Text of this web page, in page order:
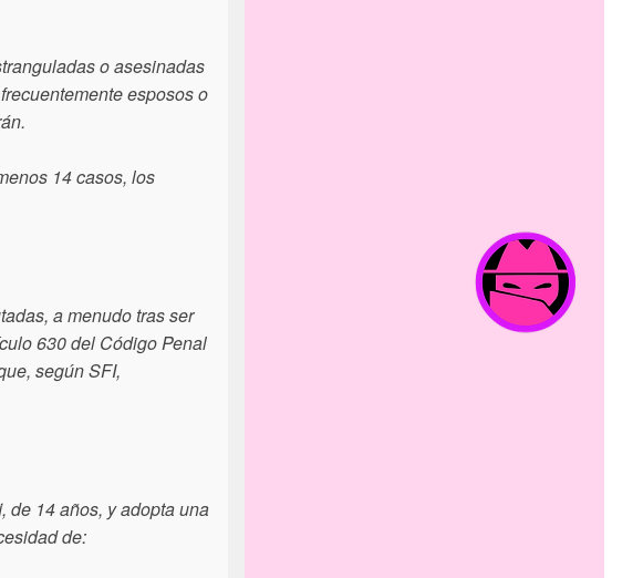
o asesinadas
esposos o
14 casos, los
a menudo tras ser
630 del Código Penal
según SFI,
de 14 años, y adopta una
de: